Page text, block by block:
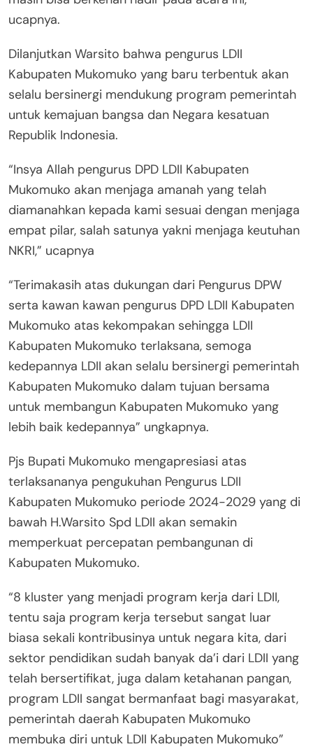
ucapnya.
Dilanjutkan Warsito bahwa pengurus LDII
Kabupaten Mukomuko yang baru terbentuk akan
selalu bersinergi mendukung program pemerintah
untuk kemajuan bangsa dan Negara kesatuan
Republik Indonesia.
“Insya Allah pengurus DPD LDII Kabupaten
Mukomuko akan menjaga amanah yang telah
diamanahkan kepada kami sesuai dengan menjaga
empat pilar, salah satunya yakni menjaga keutuhan
NKRI,” ucapnya
“Terimakasih atas dukungan dari Pengurus DPW
serta kawan kawan pengurus DPD LDII Kabupaten
Mukomuko atas kekompakan sehingga LDII
Kabupaten Mukomuko terlaksana, semoga
kedepannya LDII akan selalu bersinergi pemerintah
Kabupaten Mukomuko dalam tujuan bersama
untuk membangun Kabupaten Mukomuko yang
lebih baik kedepannya” ungkapnya.
Pjs Bupati Mukomuko mengapresiasi atas
terlaksananya pengukuhan Pengurus LDII
Kabupaten Mukomuko periode 2024-2029 yang di
bawah H.Warsito Spd LDII akan semakin
memperkuat percepatan pembangunan di
Kabupaten Mukomuko.
“8 kluster yang menjadi program kerja dari LDII,
tentu saja program kerja tersebut sangat luar
biasa sekali kontribusinya untuk negara kita, dari
sektor pendidikan sudah banyak da’i dari LDII yang
telah bersertifikat, juga dalam ketahanan pangan,
program LDII sangat bermanfaat bagi masyarakat,
pemerintah daerah Kabupaten Mukomuko
membuka diri untuk LDII Kabupaten Mukomuko”